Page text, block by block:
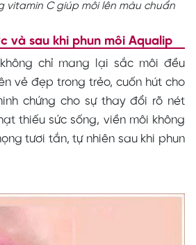
vitamin C giúp môi lên màu chuẩn
và sau khi phun môi Aqualip
chỉ mang lại sắc môi đều
vẻ đẹp trong trẻo, cuốn hút cho
chứng cho sự thay đổi rõ nét
thiếu sức sống, viền môi không
tươi tắn, tự nhiên sau khi phun